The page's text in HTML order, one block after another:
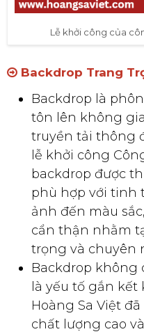
Lễ khởi công của
Backdrop Trang
Backdrop là
tôn lên không
truyền tải thông
lễ khởi công
backdrop được
phù hợp với tinh
ảnh đến màu
cẩn thận nhằm
trọng và chuyên
Backdrop không
là yếu tố gắn kết
Hoàng Sa Việt
chất lượng cao